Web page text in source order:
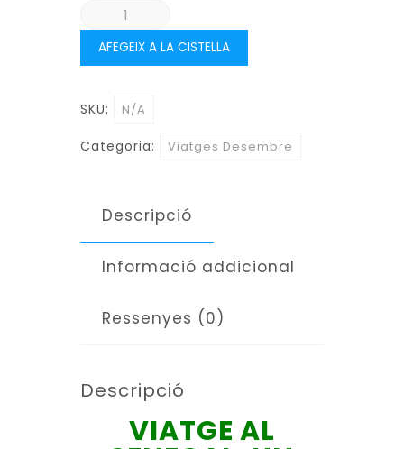
quantitat
de
Cap
(DEL
DESEMBRE
2027)
AFEGEIX A LA CISTELLA
SKU: N/A
Categoria: Viatges Desembre
Descripció
Informació addicional
Ressenyes (0)
Descripció
VIATGE AL